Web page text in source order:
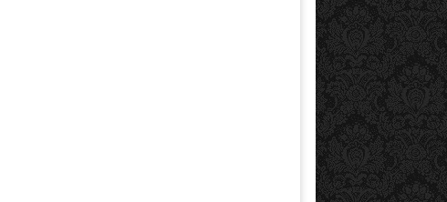
3 layer kraft
$0.00